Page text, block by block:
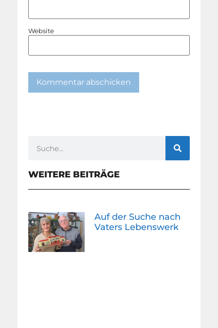
Website
WEITERE BEITRÄGE
Auf der Suche nach
Vaters Lebenswerk